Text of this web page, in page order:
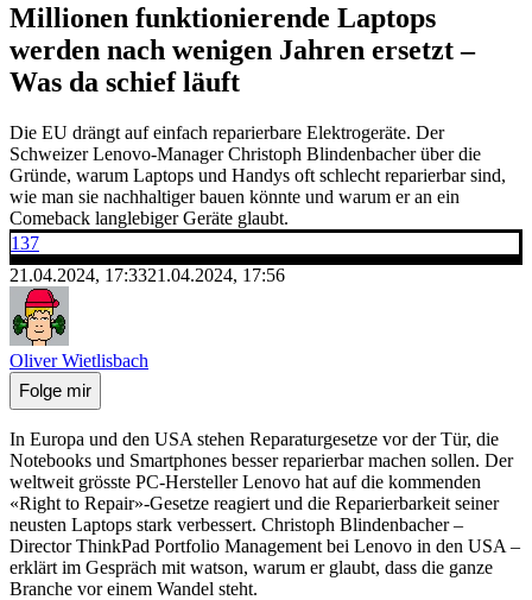
Millionen funktionierende Laptops
werden nach wenigen Jahren ersetzt –
Was da schief läuft
Die EU drängt auf einfach reparierbare Elektrogeräte. Der
Schweizer Lenovo-Manager Christoph Blindenbacher über die
Gründe, warum Laptops und Handys oft schlecht reparierbar sind,
wie man sie nachhaltiger bauen könnte und warum er an ein
Comeback langlebiger Geräte glaubt.
137
21.04.2024, 17:3321.04.2024, 17:56
Oliver Wietlisbach
Folge mir
In Europa und den USA stehen Reparaturgesetze vor der Tür, die
Notebooks und Smartphones besser reparierbar machen sollen. Der
weltweit grösste PC-Hersteller Lenovo hat auf die kommenden
«Right to Repair»-Gesetze reagiert und die Reparierbarkeit seiner
neusten Laptops stark verbessert. Christoph Blindenbacher –
Director ThinkPad Portfolio Management bei Lenovo in den USA –
erklärt im Gespräch mit watson, warum er glaubt, dass die ganze
Branche vor einem Wandel steht.